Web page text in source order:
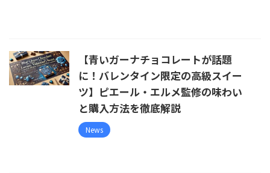
【青いガーナチョコレートが話題
に！バレンタイン限定の高級スイー
ツ】ピエール・エルメ監修の味わい
と購入方法を徹底解説
News